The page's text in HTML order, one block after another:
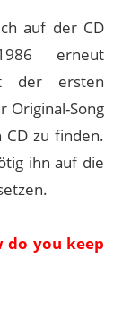
auf der CD
erneut
der ersten
Original-Song
zu finden.
ihn auf die
do you keep